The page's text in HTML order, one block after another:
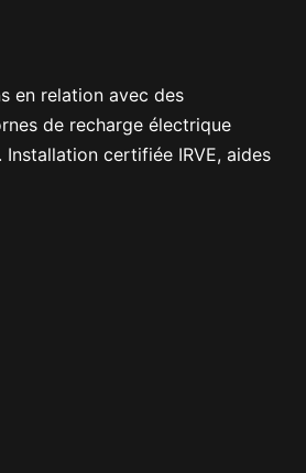
en relation avec des
de recharge électrique
certifiée IRVE, aides